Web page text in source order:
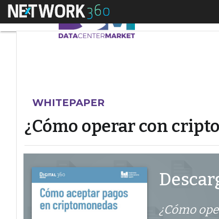
Menú
WHITEPAPER
¿Cómo operar con
¿Cómo